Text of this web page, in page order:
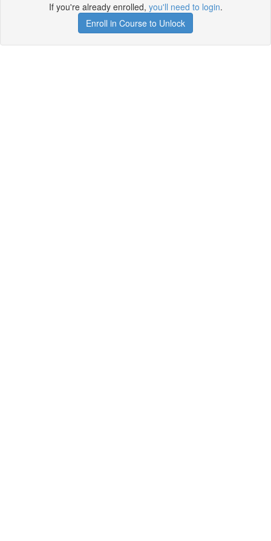
If you're already enrolled, you'll need to login.
Enroll in Course to Unlock